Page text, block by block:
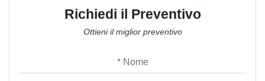
Richiedi il Preventivo
Ottieni il miglior preventivo